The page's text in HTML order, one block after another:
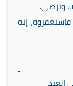
وترضى.
إنه
العبد